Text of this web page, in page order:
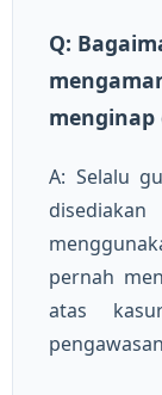
Q:
menginap
A: Selalu
pernah
atas